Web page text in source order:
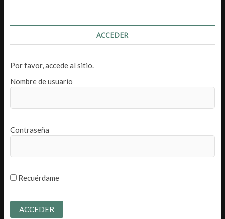
ACCEDER
Por favor, accede al sitio.
Nombre de usuario
Contraseña
Recuérdame